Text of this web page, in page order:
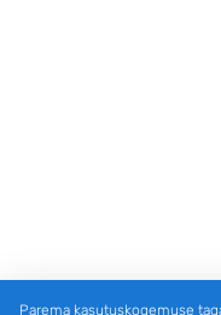
Parema kasutuskogemuse